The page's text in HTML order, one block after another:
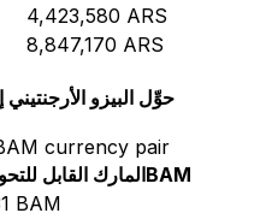
4,423,580 ARS
8,847,170 ARS
حوِّل البيزو
currency pair
المارك القابلBAM
BAM